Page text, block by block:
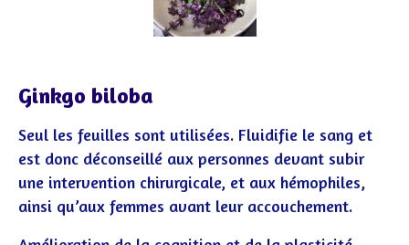
Ginkgo biloba
Seul les feuilles sont utilisées. Fluidifie le sang et
est donc déconseillé aux personnes devant subir
une intervention chirurgicale, et aux hémophiles,
ainsi qu’aux femmes avant leur accouchement.